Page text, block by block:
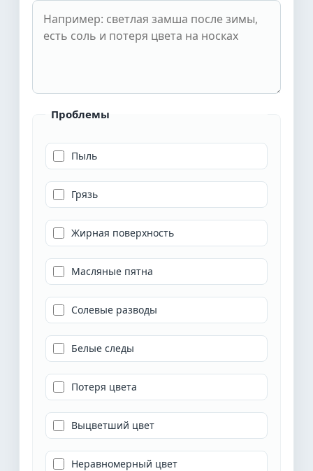
Проблемы
Пыль
Грязь
Жирная поверхность
Масляные пятна
Солевые разводы
Белые следы
Потеря цвета
Выцветший цвет
Неравномерный цвет